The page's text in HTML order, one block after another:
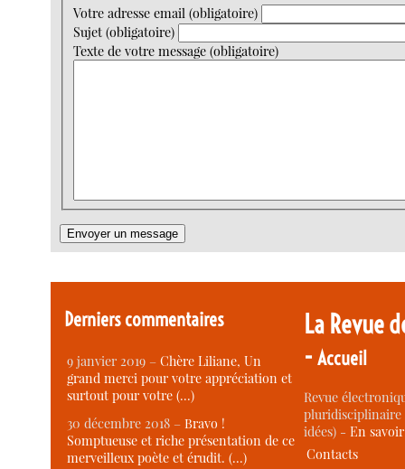
Votre adresse email (obligatoire)
Sujet (obligatoire)
Texte de votre message (obligatoire)
Derniers commentaires
9 janvier 2019 –Chère Liliane, Un
grand merci pour votre appréciation et
surtout pour votre (…)
30 décembre 2018 –Bravo !
Somptueuse et riche présentation de ce
merveilleux poète et érudit. (…)
La Revue
-Accueil
Revue
idées) -En
Contacts